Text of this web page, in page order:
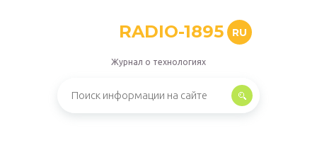
RADIO-1895 RU
Журнал о технологиях